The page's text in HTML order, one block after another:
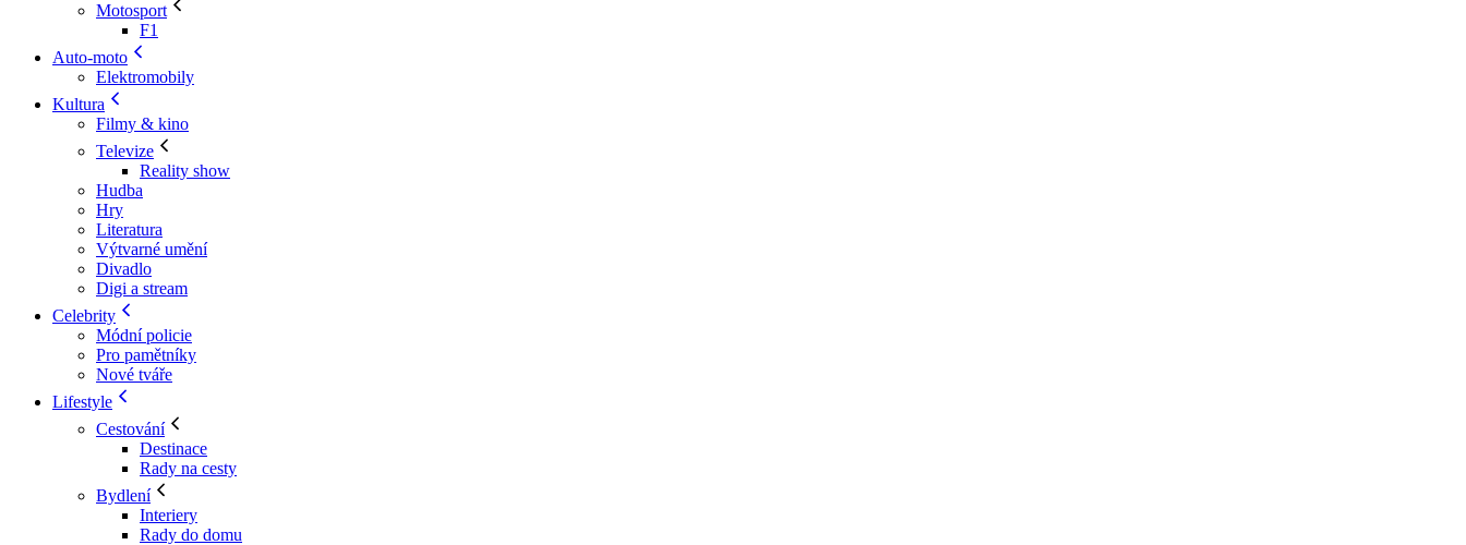
Motosport
F1
Auto-moto
Elektromobily
Kultura
Filmy & kino
Televize
Reality show
Hudba
Hry
Literatura
Výtvarné umění
Divadlo
Digi a stream
Celebrity
Módní policie
Pro pamětníky
Nové tváře
Lifestyle
Cestování
Destinace
Rady na cesty
Bydlení
Interiery
Rady do domu